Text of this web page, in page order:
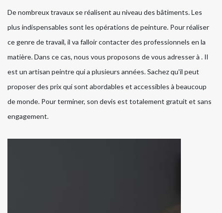
De nombreux travaux se réalisent au niveau des bâtiments. Les
plus indispensables sont les opérations de peinture. Pour réaliser
ce genre de travail, il va falloir contacter des professionnels en la
matière. Dans ce cas, nous vous proposons de vous adresser à . Il
est un artisan peintre qui a plusieurs années. Sachez qu'il peut
proposer des prix qui sont abordables et accessibles à beaucoup
de monde. Pour terminer, son devis est totalement gratuit et sans
engagement.